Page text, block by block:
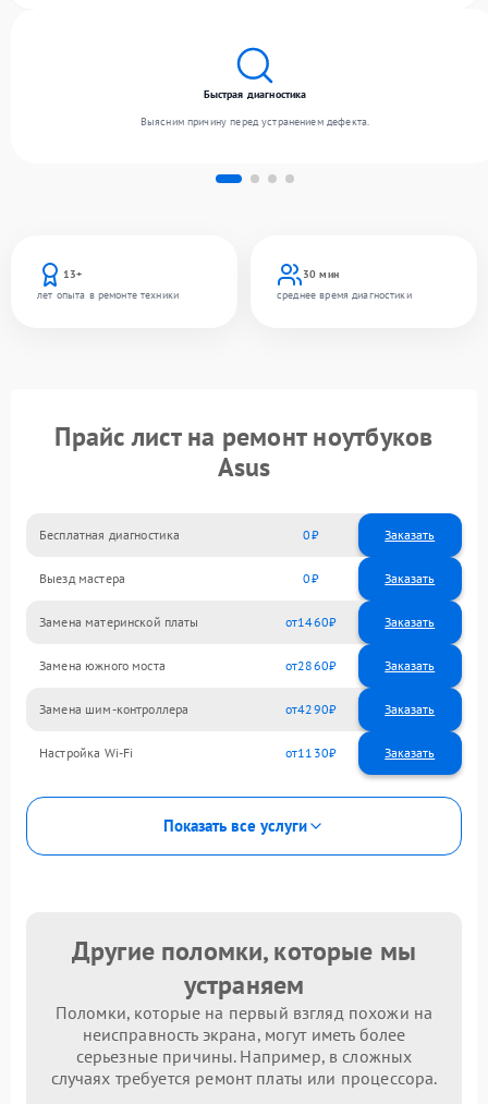
13+
лет опыта в ремонте техники
30 мин
среднее время диагностики
Быстрая диагностика
Выясним причину перед устранением дефекта.
Прайс лист на ремонт ноутбуков
Asus
Бесплатная диагностика 0 Заказать
Выезд мастера 0 Заказать
Замена материнской платы 1460
Замена южного моста 2860
Замена шим-контроллера 4290
Настройка Wi-Fi 1130
Показать все услуги
Другие поломки, которые мы
устраняем
Поломки, которые на первый взгляд похожи на
неисправность экрана, могут иметь более
серьезные причины. Например, в сложных
случаях требуется ремонт платы или процессора.